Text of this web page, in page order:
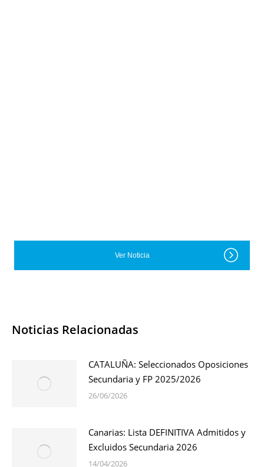
Ver Noticia
Noticias Relacionadas
CATALUÑA: Seleccionados Oposiciones
Secundaria y FP 2025/2026
26/06/2026
Canarias: Lista DEFINITIVA Admitidos y
Excluidos Secundaria 2026
14/04/2026